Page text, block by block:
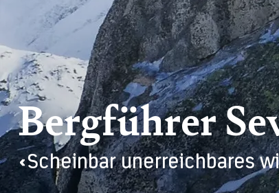
Bergführer
«Scheinbar unerreichbares